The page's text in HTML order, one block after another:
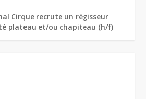
Cirque recrute un régisseur
plateau et/ou chapiteau (h/f)